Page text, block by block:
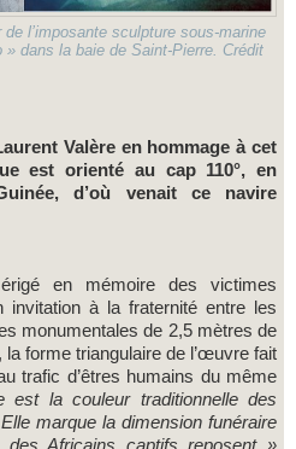
l’imposante sculpture sous-marine
dans la baie de Saint-Pierre. Crédit
Valère en hommage à cet
est orienté au cap 110°, en
d’où venait ce navire
en mémoire des victimes
invitation à la fraternité entre les
monumentales de 2,5 mètres de
forme triangulaire de l’œuvre fait
trafic d’êtres humains du même
est la couleur traditionnelle des
marque la dimension funéraire